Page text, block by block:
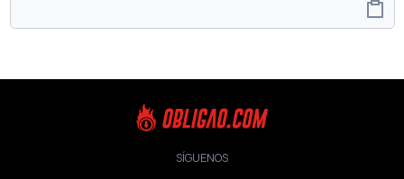
SÍGUENOS